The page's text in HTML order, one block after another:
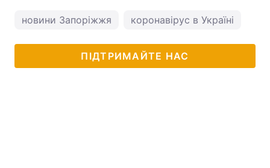
новини Запоріжжя коронавірус в Україні
ПІДТРИМАЙТЕ НАС